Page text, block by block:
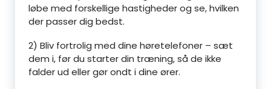
løbe med forskellige hastigheder og se, hvilken
der passer dig bedst.
2) Bliv fortrolig med dine høretelefoner – sæt
dem i, før du starter din træning, så de ikke
falder ud eller gør ondt i dine ører.